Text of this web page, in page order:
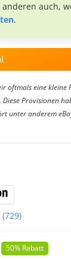
anderen auch,
.
oftmals eine kleine
Provisionen
unter anderem
(729)
50% Rabatt